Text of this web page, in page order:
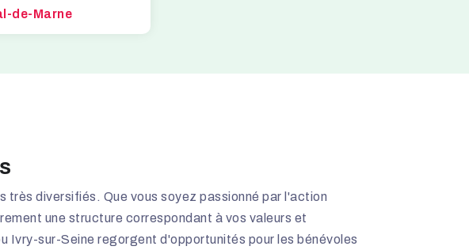
de-Marne
diversifiés. Que vous soyez passionné par l'action
une structure correspondant à vos valeurs et
sur-Seine regorgent d'opportunités pour les bénévoles